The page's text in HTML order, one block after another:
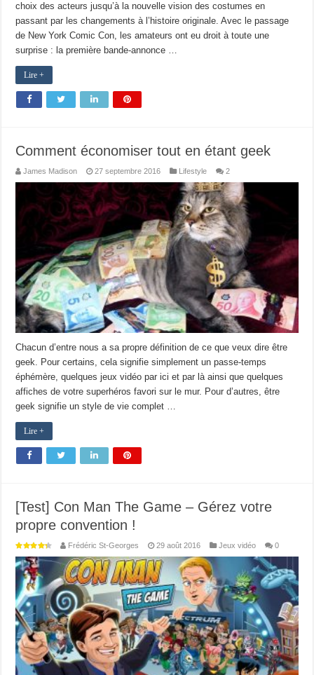
choix des acteurs jusqu’à la nouvelle vision des costumes en
passant par les changements à l’histoire originale. Avec le passage
de New York Comic Con, les amateurs ont eu droit à toute une
surprise : la première bande-annonce …
Lire +
Comment économiser tout en étant geek
James Madison 27 septembre 2016 Lifestyle 2
Chacun d’entre nous a sa propre définition de ce que veux dire être
geek. Pour certains, cela signifie simplement un passe-temps
éphémère, quelques jeux vidéo par ici et par là ainsi que quelques
affiches de votre superhéros favori sur le mur. Pour d’autres, être
geek signifie un style de vie complet …
Lire +
[Test] Con Man The Game – Gérez votre
propre convention !
Frédéric St-Georges 29 août 2016 Jeux vidéo 0